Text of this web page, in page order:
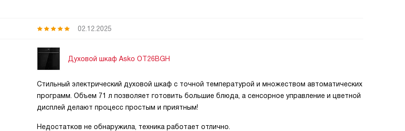
02.12.2025
Духовой шкаф Asko OT26BGH
Стильный электрический духовой шкаф с точной температурой и множеством автоматических
программ. Объем 71 л позволяет готовить большие блюда, а сенсорное управление и цветной
дисплей делают процесс простым и приятным!
Недостатков не обнаружила, техника работает отлично.